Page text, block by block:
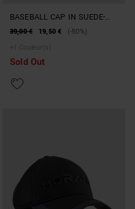
BASEBALL CAP IN SUEDE-
EFFECT FABRIC
39,00 € 19,50 €
(-50%)
+
Couleur(s)
Sold Out